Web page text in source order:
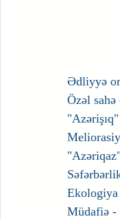
Ədliyyə
Özəl sahə
Müdafiə -